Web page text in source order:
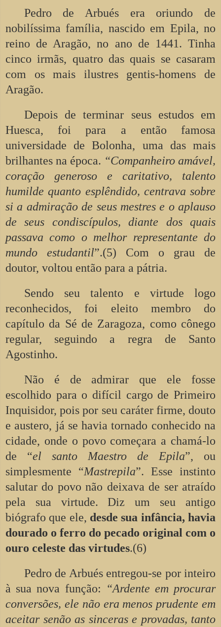
Pedro de Arbués era oriundo de
nobilíssima família, nascido em Epila, no
reino de Aragão, no ano de 1441. Tinha
cinco irmãs, quatro das quais se casaram
com os mais ilustres gentis-homens de
Aragão.
Depois de terminar seus estudos em
Huesca, foi para a então famosa
universidade de Bolonha, uma das mais
brilhantes na época. “Companheiro amável,
coração generoso e caritativo, talento
humilde quanto esplêndido, centrava sobre
si a admiração de seus mestres e o aplauso
de seus condiscípulos, diante dos quais
passava como o melhor representante do
mundo estudantil”.(5) Com o grau de
doutor, voltou então para a pátria.
Sendo seu talento e virtude logo
reconhecidos, foi eleito membro do
capítulo da Sé de Zaragoza, como cônego
regular, seguindo a regra de Santo
Agostinho.
Não é de admirar que ele fosse
escolhido para o difícil cargo de Primeiro
Inquisidor, pois por seu caráter firme, douto
e austero, já se havia tornado conhecido na
cidade, onde o povo começara a chamá-lo
de “el santo Maestro de Epila”, ou
simplesmente “Mastrepila”. Esse instinto
salutar do povo não deixava de ser atraído
pela sua virtude. Diz um seu antigo
biógrafo que ele, desde sua infância, havia
dourado o ferro do pecado original com o
ouro celeste das virtudes.(6)
Pedro de Arbués entregou-se por inteiro
à sua nova função: “Ardente em procurar
conversões, ele não era menos prudente em
aceitar senão as sinceras e provadas, tanto